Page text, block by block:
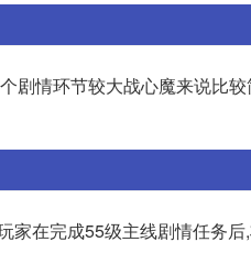
剧情环节较大战心魔来说比
家在完成55级主线剧情任务